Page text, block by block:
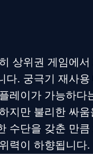
상위권 게임에
다. 궁극기 재사용
레이가 가능하다
지만 불리한 싸
수단을 갖춘 만큼
력이 하향됩니다.